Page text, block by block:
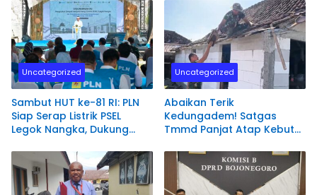
Uncategorized
Sambut HUT ke-81 RI: PLN
Siap Serap Listrik PSEL
Legok Nangka, Dukung
Berkelanjutan di Jawa
Barat
Uncategorized
Abaikan Terik
Kedungadem! Satgas
Tmmd Panjat Atap Kebut
Samijan di Desa Kesongo